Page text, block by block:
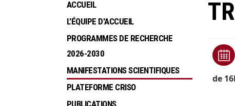
de
ACCUEIL
L'ÉQUIPE D'ACCUEIL
PROGRAMMES DE RECHERCHE
2026-2030
MANIFESTATIONS SCIENTIFIQUES
PLATEFORME CRISO